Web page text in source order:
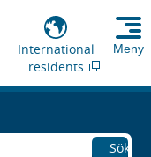
International
residents
Meny
Sök